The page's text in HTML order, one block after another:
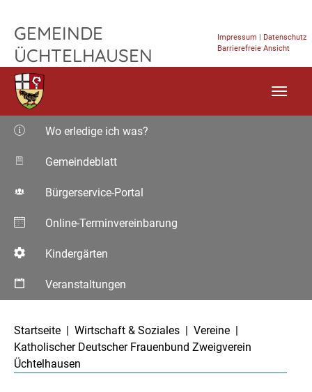
GEMEINDE
ÜCHTELHAUSEN
Impressum | Datenschutz
Barrierefreie Ansicht
Wo erledige ich was?
Gemeindeblatt
Bürgerservice-Portal
Online-Terminvereinbarung
Kindergärten
Veranstaltungen
Startseite
Wirtschaft & Soziales
Vereine
Katholischer Deutscher Frauenbund Zweigverein
Üchtelhausen